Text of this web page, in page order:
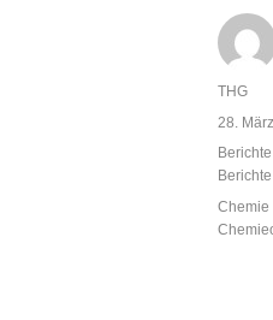
Autor
THG
am
28.
Chemie